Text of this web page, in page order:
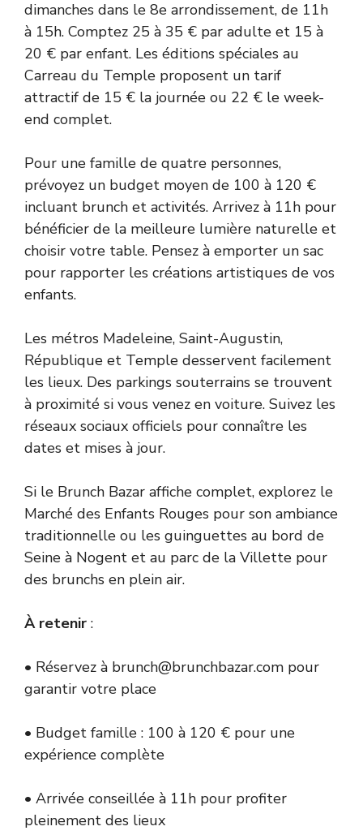
dimanches dans le 8e arrondissement, de 11h
à 15h. Comptez 25 à 35 € par adulte et 15 à
20 € par enfant. Les éditions spéciales au
Carreau du Temple proposent un tarif
attractif de 15 € la journée ou 22 € le week-
end complet.
Pour une famille de quatre personnes,
prévoyez un budget moyen de 100 à 120 €
incluant brunch et activités. Arrivez à 11h pour
bénéficier de la meilleure lumière naturelle et
choisir votre table. Pensez à emporter un sac
pour rapporter les créations artistiques de vos
enfants.
Les métros Madeleine, Saint-Augustin,
République et Temple desservent facilement
les lieux. Des parkings souterrains se trouvent
à proximité si vous venez en voiture. Suivez les
réseaux sociaux officiels pour connaître les
dates et mises à jour.
Si le Brunch Bazar affiche complet, explorez le
Marché des Enfants Rouges pour son ambiance
traditionnelle ou les guinguettes au bord de
Seine à Nogent et au parc de la Villette pour
des brunchs en plein air.
À retenir :
• Réservez à brunch@brunchbazar.com pour
garantir votre place
• Budget famille : 100 à 120 € pour une
expérience complète
• Arrivée conseillée à 11h pour profiter
pleinement des lieux